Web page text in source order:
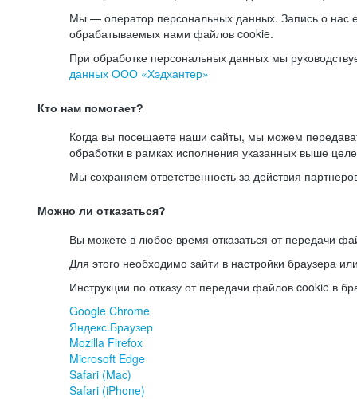
Мы — оператор персональных данных. Запись о нас
обрабатываемых нами файлов cookie.
При обработке персональных данных мы
данных ООО «Хэдхантер»
Кто нам помогает?
Когда вы посещаете наши сайты, мы можем
обработки в рамках исполнения указанных выше
Мы сохраняем ответственность за действия
Можно ли отказаться?
Вы можете в любое время отказаться от передачи
Для этого необходимо зайти в настройки браузера
Инструкции по отказу от передачи файлов cookie в
Google Chrome
Яндекс.Браузер
Mozilla Firefox
Microsoft Edge
Safari (Mac)
Safari (iPhone)